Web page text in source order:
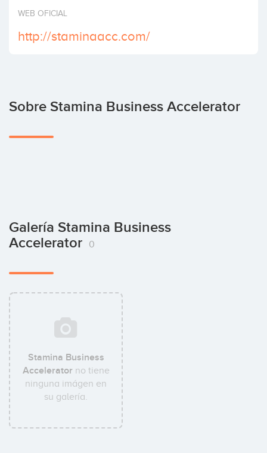
Invertir
WEB OFICIAL
http://staminaacc.com/
Sobre Stamina Business Accelerator
Galería Stamina Business
Accelerator
0
Stamina Business
Accelerator no tiene
ninguna imágen en
su galería.